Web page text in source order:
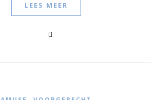
LEES MEER